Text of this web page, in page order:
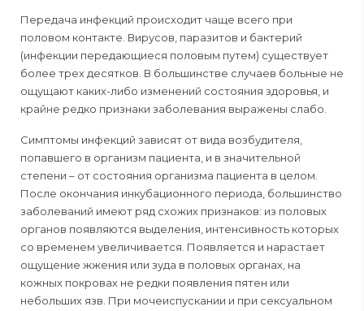
Передача инфекций происходит чаще всего при
половом контакте. Вирусов, паразитов и бактерий
(инфекции передающиеся половым путем) существует
более трех десятков. В большинстве случаев больные не
ощущают каких-либо изменений состояния здоровья, и
крайне редко признаки заболевания выражены слабо.
Симптомы инфекций зависят от вида возбудителя,
попавшего в организм пациента, и в значительной
степени – от состояния организма пациента в целом.
После окончания инкубационного периода, большинство
заболеваний имеют ряд схожих признаков: из половых
органов появляются выделения, интенсивность которых
со временем увеличивается. Появляется и нарастает
ощущение жжения или зуда в половых органах, на
кожных покровах не редки появления пятен или
небольших язв. При мочеиспускании и при сексуальном